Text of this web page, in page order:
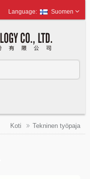
Suomen
Koti Tekninen työpaja